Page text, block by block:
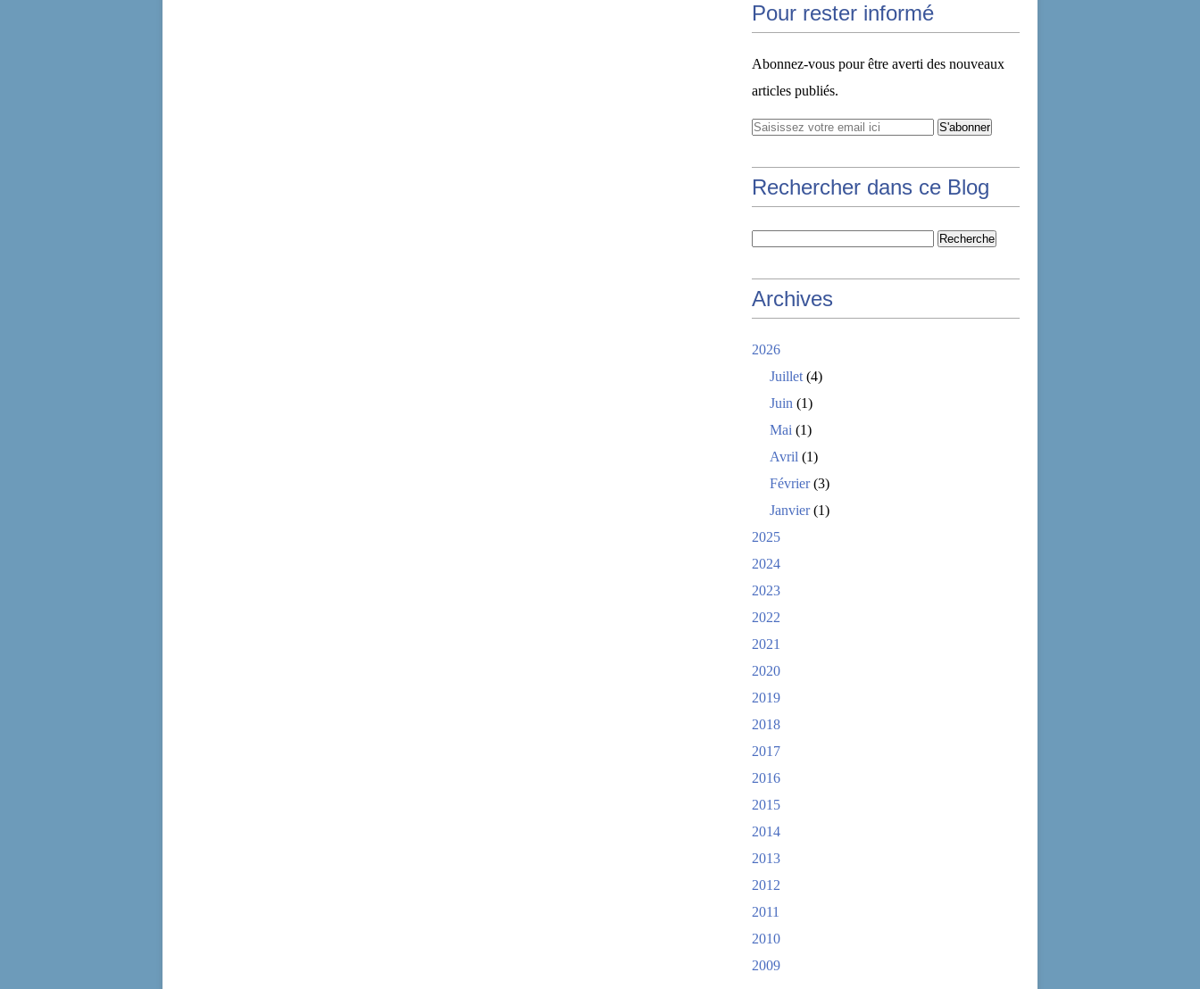
Pour rester informé
Abonnez-vous pour être averti des nouveaux
articles publiés.
Rechercher dans ce Blog
Archives
2026
Juillet (4)
Juin (1)
Mai (1)
Avril (1)
Février(3)
Janvier(1)
2025
2024
2023
2022
2021
2020
2019
2018
2017
2016
2015
2014
2013
2012
2011
2010
2009